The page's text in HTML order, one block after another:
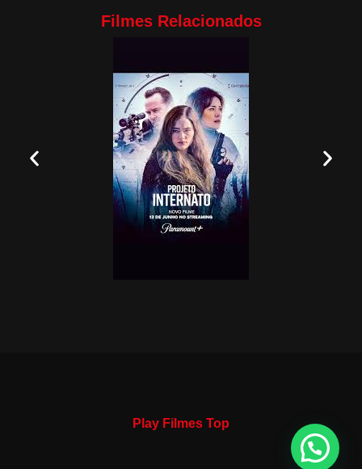
Filmes Relacionados
Play Filmes Top